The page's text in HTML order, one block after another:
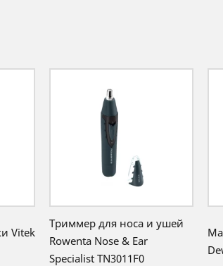
Vitek
Триммер для носа и ушей
Rowenta Nose & Ear
Specialist TN3011F0